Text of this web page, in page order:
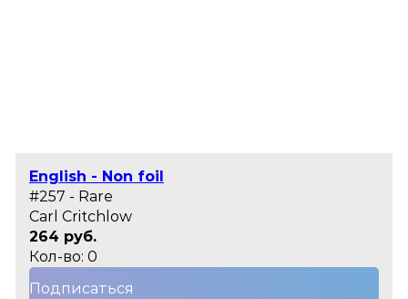
English - Non foil
#257 - Rare
Carl Critchlow
264 руб.
Кол-во: 0
Подписаться